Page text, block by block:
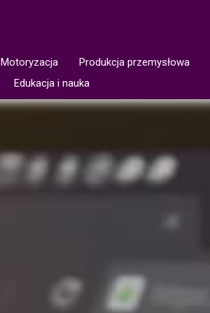
Motoryzacja Produkcja przemysłowa
Edukacja i nauka